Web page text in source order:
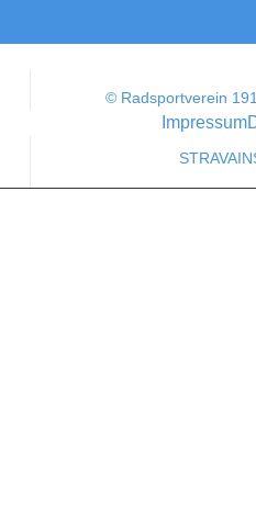
© Radsportverein
Impressum
STRAVA